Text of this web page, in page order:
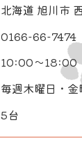
北海道 旭川市
0166-66-7474
10:00～18:00
毎週木曜日・金
5台